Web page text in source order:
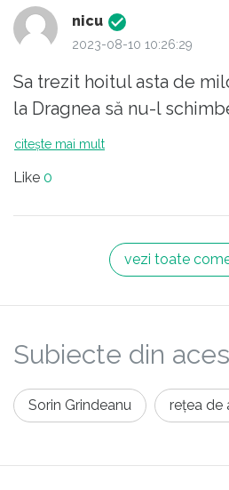
lei??? Și te miri că Boloș
infarct???
individ poate conduce
ministerul transporturilor,
pregătirea lui ca să
ordonator principal de
după prima ploaie... da’
finalizate înainte de
nicu
2023-08-10 10:26:29
Sa trezit hoitul asta de
la Dragnea să nu-l
citește mai mult
Like 0
vezi toate
Subiecte din
Sorin Grindeanu rețea de